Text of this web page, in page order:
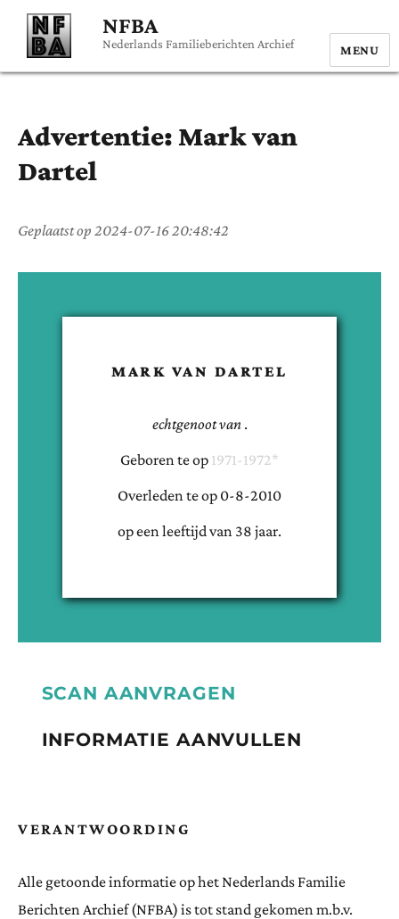
NFBA
Nederlands Familieberichten Archief MENU
Advertentie: Markvan
Dartel
Geplaatst op 2024-07-16 20:48:42
MARK VAN DARTEL
echtgenoot van .
Geboren teop 1971-1972*
Overleden teop 0-8-2010
op een leeftijd van 38 jaar.
SCAN AANVRAGEN
INFORMATIE AANVULLEN
VERANTWOORDING
Alle getoonde informatie op het Nederlands Familie
Berichten Archief (NFBA) is tot stand gekomen m.b.v.